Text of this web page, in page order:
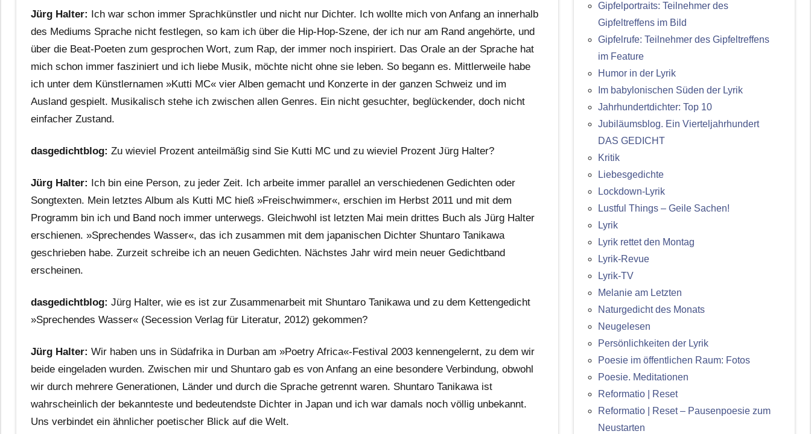
Jürg Halter:
Ich war schon immer Sprachkünstler und nicht nur Dichter. Ich wollte mich von Anfang an innerhalb
des Mediums Sprache nicht festlegen, so kam ich über die Hip-Hop-Szene, der ich nur am Rand angehörte, und
über die Beat-Poeten zum gesprochen Wort, zum Rap, der immer noch inspiriert. Das Orale an der Sprache hat
mich schon immer fasziniert und ich liebe Musik, möchte nicht ohne sie leben. So begann es. Mittlerweile habe
ich unter dem Künstlernamen »Kutti MC« vier Alben gemacht und Konzerte in der ganzen Schweiz und im
Ausland gespielt. Musikalisch stehe ich zwischen allen Genres. Ein nicht gesuchter, beglückender, doch nicht
einfacher Zustand.
dasgedichtblog: Zu wieviel Prozent anteilmäßig sind Sie Kutti MC und zu wieviel Prozent Jürg Halter?
Jürg Halter:
Ich bin eine Person, zu jeder Zeit. Ich arbeite immer parallel an verschiedenen Gedichten oder
Songtexten. Mein letztes Album als Kutti MC hieß »Freischwimmer«, erschien im Herbst 2011 und mit dem
Programm bin ich und Band noch immer unterwegs. Gleichwohl ist letzten Mai mein drittes Buch als Jürg Halter
erschienen. »Sprechendes Wasser«, das ich zusammen mit dem japanischen Dichter Shuntaro Tanikawa
geschrieben habe. Zurzeit schreibe ich an neuen Gedichten. Nächstes Jahr wird mein neuer Gedichtband
erscheinen.
dasgedichtblog: Jürg Halter, wie es ist zur Zusammenarbeit mit Shuntaro Tanikawa und zu dem Kettengedicht
»Sprechendes Wasser« (Secession Verlag für Literatur, 2012) gekommen?
Jürg Halter: Wir haben uns in Südafrika in Durban am »Poetry Africa«-Festival 2003 kennengelernt, zu dem wir
beide eingeladen wurden. Zwischen mir und Shuntaro gab es von Anfang an eine besondere Verbindung, obwohl
wir durch mehrere Generationen, Länder und durch die Sprache getrennt waren. Shuntaro Tanikawa ist
wahrscheinlich der bekannteste und bedeutendste Dichter in Japan und ich war damals noch völlig unbekannt.
Uns verbindet ein ähnlicher poetischer Blick auf die Welt.
Gipfelportraits: Teilnehmer des
Gipfeltreffens im Bild
Gipfelrufe: Teilnehmer des Gipfeltreffens
im Feature
Humor in der Lyrik
Im babylonischen Süden der Lyrik
Jahrhundertdichter: Top 10
Jubiläumsblog. Ein Vierteljahrhundert
DAS GEDICHT
Kritik
Liebesgedichte
Lockdown-Lyrik
Lustful Things – Geile Sachen!
Lyrik
Lyrik rettet den Montag
Lyrik-Revue
Lyrik-TV
Melanie am Letzten
Naturgedicht des Monats
Neugelesen
Persönlichkeiten der Lyrik
Poesie im öffentlichen Raum: Fotos
Poesie. Meditationen
Reformatio | Reset
Reformatio | Reset – Pausenpoesie zum
Neustarten